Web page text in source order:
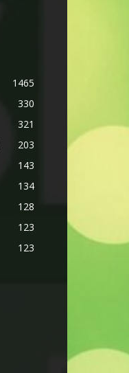
1465
330
321
203
143
134
128
123
123